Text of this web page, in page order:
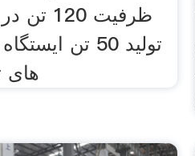
ظرفیت
تولید 50 تن
های